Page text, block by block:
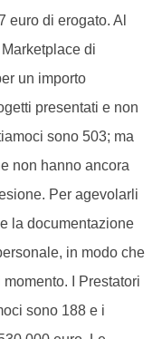
euro di erogato. Al
di
un importo
presentati e non
sono 503; ma
non hanno ancora
Per agevolarli
la documentazione
in modo che
I Prestatori
sono 188 e i